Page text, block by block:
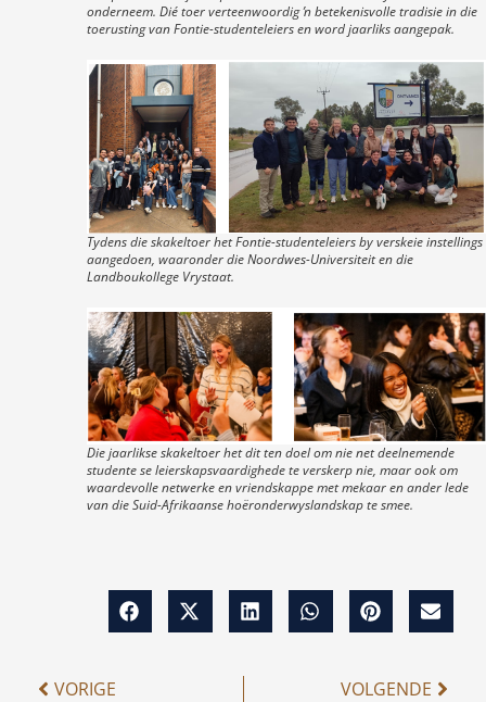
onderneem. Dié toer verteenwoordig ŉ betekenisvolle tradisie in die
toerusting van Fontie-studenteleiers en word jaarliks aangepak.
Tydens die skakeltoer het Fontie-studenteleiers by verskeie instellings
aangedoen, waaronder die Noordwes-Universiteit en die
Landboukollege Vrystaat.
Die jaarlikse skakeltoer het dit ten doel om nie net deelnemende
studente se leierskapsvaardighede te verskerp nie, maar ook om
waardevolle netwerke en vriendskappe met mekaar en ander lede
van die Suid-Afrikaanse hoëronderwyslandskap te smee.
VORIGE VOLGENDE